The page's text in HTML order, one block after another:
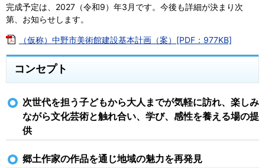
完成予定は、2027（令和9）年3月です。今後も詳細が決まり次
第、お知らせします。
（仮称）中野市美術館建設基本計画（案）[PDF：977KB]
コンセプト
次世代を担う子どもから大人までが気軽に訪れ、楽しみ
ながら文化芸術と触れ合い、学び、感性を養える場の提
供
郷土作家の作品を通じ地域の魅力を再発見